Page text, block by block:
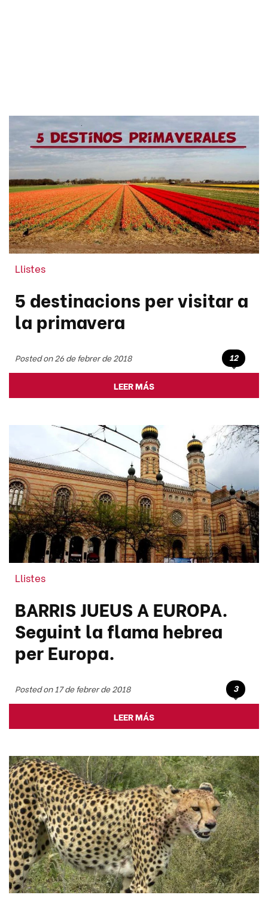
Llistes
5 destinacions per visitar a
la primavera
Posted on 26 de febrer de 2018 12
LEER MÁS
Llistes
BARRIS JUEUS A EUROPA.
Seguint la flama hebrea
per Europa.
Posted on 17 de febrer de 2018 3
LEER MÁS